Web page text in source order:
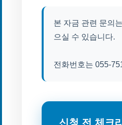
본 자금 관련 문의
으실 수 있습니다.
전화번호는 055-
신청 전 체크